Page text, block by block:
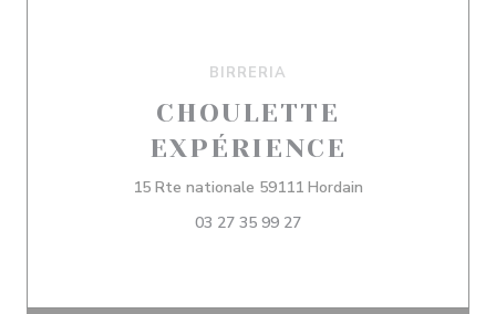
BIRRERIA
CHOULETTE
EXPÉRIENCE
15 Rte nationale 59111 Hordain
03 27 35 99 27